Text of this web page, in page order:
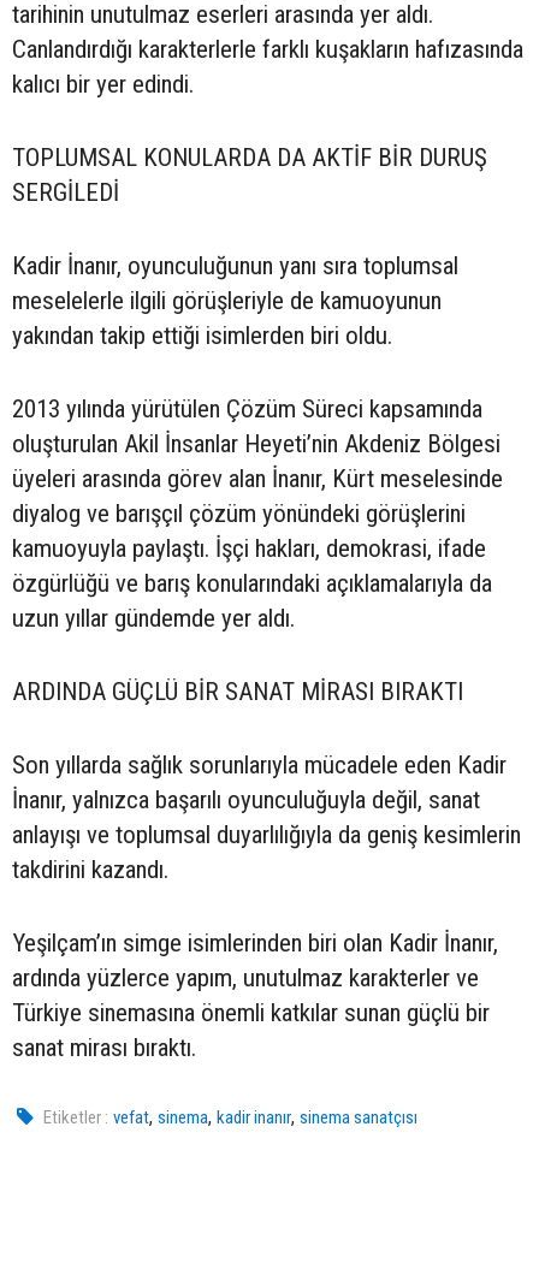
tarihinin unutulmaz eserleri arasında yer aldı.
Canlandırdığı karakterlerle farklı kuşakların hafızasında
kalıcı bir yer edindi.
TOPLUMSAL KONULARDA DA AKTİF BİR DURUŞ
SERGİLEDİ
Kadir İnanır, oyunculuğunun yanı sıra toplumsal
meselelerle ilgili görüşleriyle de kamuoyunun
yakından takip ettiği isimlerden biri oldu.
2013 yılında yürütülen Çözüm Süreci kapsamında
oluşturulan Akil İnsanlar Heyeti’nin Akdeniz Bölgesi
üyeleri arasında görev alan İnanır, Kürt meselesinde
diyalog ve barışçıl çözüm yönündeki görüşlerini
kamuoyuyla paylaştı. İşçi hakları, demokrasi, ifade
özgürlüğü ve barış konularındaki açıklamalarıyla da
uzun yıllar gündemde yer aldı.
ARDINDA GÜÇLÜ BİR SANAT MİRASI BIRAKTI
Son yıllarda sağlık sorunlarıyla mücadele eden Kadir
İnanır, yalnızca başarılı oyunculuğuyla değil, sanat
anlayışı ve toplumsal duyarlılığıyla da geniş kesimlerin
takdirini kazandı.
Yeşilçam’ın simge isimlerinden biri olan Kadir İnanır,
ardında yüzlerce yapım, unutulmaz karakterler ve
Türkiye sinemasına önemli katkılar sunan güçlü bir
sanat mirası bıraktı.
Etiketler : vefat,sinema,kadir inanır,sinema sanatçısı